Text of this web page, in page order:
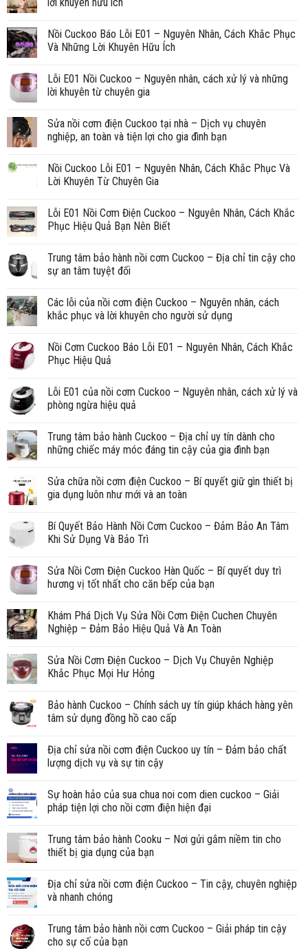
Nồi Cuckoo Báo Lỗi E01 – Nguyên Nhân, Cách Khắc Phục
Và Những Lời Khuyên Hữu Ích
Lỗi E01 Nồi Cuckoo – Nguyên nhân, cách xử lý và những
lời khuyên từ chuyên gia
Sửa nồi cơm điện Cuckoo tại nhà – Dịch vụ chuyên
nghiệp, an toàn và tiện lợi cho gia đình bạn
Nồi Cuckoo Lỗi E01 – Nguyên Nhân, Cách Khắc Phục Và
Lời Khuyên Từ Chuyên Gia
Lỗi E01 Nồi Cơm Điện Cuckoo – Nguyên Nhân, Cách Khắc
Phục Hiệu Quả Bạn Nên Biết
Trung tâm bảo hành nồi cơm Cuckoo – Địa chỉ tin cậy cho
sự an tâm tuyệt đối
Các lỗi của nồi cơm điện Cuckoo – Nguyên nhân, cách
khắc phục và lời khuyên cho người sử dụng
Nồi Cơm Cuckoo Báo Lỗi E01 – Nguyên Nhân, Cách Khắc
Phục Hiệu Quả
Lỗi E01 của nồi cơm Cuckoo – Nguyên nhân, cách xử lý và
phòng ngừa hiệu quả
Trung tâm bảo hành Cuckoo – Địa chỉ uy tín dành cho
những chiếc máy móc đáng tin cậy của gia đình bạn
Sửa chữa nồi cơm điện Cuckoo – Bí quyết giữ gìn thiết bị
gia dụng luôn như mới và an toàn
Bí Quyết Bảo Hành Nồi Cơm Cuckoo – Đảm Bảo An Tâm
Khi Sử Dụng Và Bảo Trì
Sửa Nồi Cơm Điện Cuckoo Hàn Quốc – Bí quyết duy trì
hương vị tốt nhất cho căn bếp của bạn
Khám Phá Dịch Vụ Sửa Nồi Cơm Điện Cuchen Chuyên
Nghiệp – Đảm Bảo Hiệu Quả Và An Toàn
Sửa Nồi Cơm Điện Cuckoo – Dịch Vụ Chuyên Nghiệp
Khắc Phục Mọi Hư Hỏng
Bảo hành Cuckoo – Chính sách uy tín giúp khách hàng yên
tâm sử dụng đồng hồ cao cấp
Địa chỉ sửa nồi cơm điện Cuckoo uy tín – Đảm bảo chất
lượng dịch vụ và sự tin cậy
Sự hoàn hảo của sua chua noi com dien cuckoo – Giải
pháp tiện lợi cho nồi cơm điện hiện đại
Trung tâm bảo hành Cooku – Nơi gửi gắm niềm tin cho
thiết bị gia dụng của bạn
Địa chỉ sửa nồi cơm điện Cuckoo – Tin cậy, chuyên nghiệp
và nhanh chóng
Trung tâm bảo hành nồi cơm Cuckoo – Giải pháp tin cậy
cho sự cố của bạn